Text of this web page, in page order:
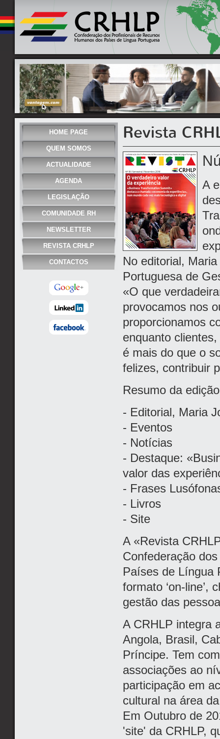
HOME PAGE
QUEM SOMOS
ACTUALIDADE
AGENDA
LEGISLAÇÃO
COMUNIDADE RH
NEWSLETTER
REVISTA CRHLP
CONTACTOS
Revista
A
No editorial,
Portuguesa de
«O que
provocamos nos
proporcionamos
enquanto
é mais do que o
felizes, contribuir
Resumo da edição
- Editorial, Maria
- Eventos
- Notícias
- Destaque:
valor das
- Frases
- Livros
- Site
A «Revista
Confederação
Países de Língua
formato ‘on-line’,
gestão das
A CRHLP integra
Angola, Brasil,
Príncipe. Tem
associações ao
participação em
cultural na área
Em Outubro de
'site' da CRHLP,